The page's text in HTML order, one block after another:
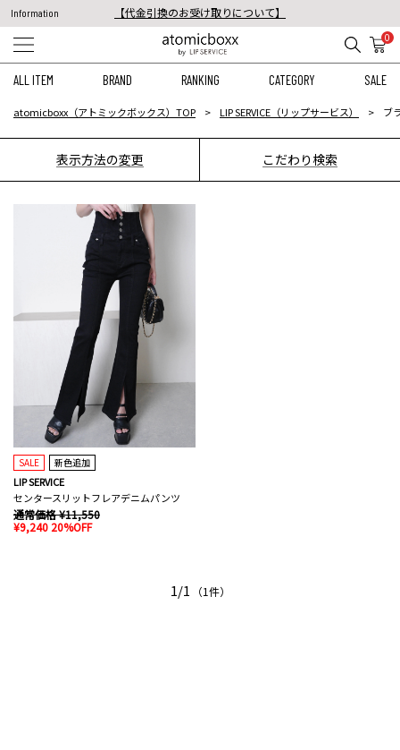
Information
【代金引換のお受け取りについて】
税込11,000円以上のご注文で送料無料！
0
ALL ITEM BRAND RANKING CATEGORY SALE
atomicboxx（アトミックボックス）TOP LIP SERVICE（リップサービス） ブ
表示方法の変更 こだわり検索
SALE 新色追加
LIP SERVICE
センタースリットフレアデニムパンツ
通常価格 ¥11,550
¥9,240 20%OFF
1/1 （1件）